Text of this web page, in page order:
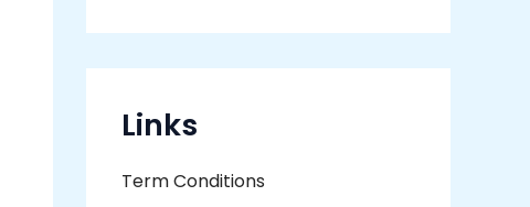
Links
Term Conditions